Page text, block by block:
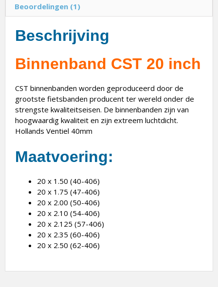
Beoordelingen (1)
Beschrijving
Binnenband CST 20 inch
CST binnenbanden worden geproduceerd door de
grootste fietsbanden producent ter wereld onder de
strengste kwaliteitseisen. De binnenbanden zijn van
hoogwaardig kwaliteit en zijn extreem luchtdicht.
Hollands Ventiel 40mm
Maatvoering:
20 x 1.50 (40-406)
20 x 1.75 (47-406)
20 x 2.00 (50-406)
20 x 2.10 (54-406)
20 x 2.125 (57-406)
20 x 2.35 (60-406)
20 x 2.50 (62-406)